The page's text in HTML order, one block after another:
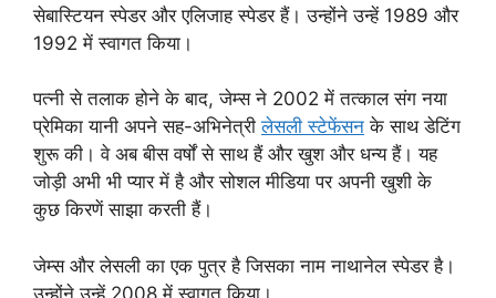
सेबास्टियन स्पेडर और एलिजाह स्पेडर हैं। उन्होंने उन्हें 1989 और
1992 में स्वागत किया।
पत्नी से तलाक होने के बाद, जेम्स ने 2002 में तत्काल संग नया
प्रेमिका यानी अपने सह-अभिनेत्रीलेसली स्टेफेंसन के साथ डेटिंग
शुरू की। वे अब बीस वर्षों से साथ हैं और खुश और धन्य हैं। यह
जोड़ी अभी भी प्यार में है और सोशल मीडिया पर अपनी खुशी के
कुछ किरणें साझा करती हैं।
जेम्स और लेसली का एक पुत्र है जिसका नाम नाथानेल स्पेडर है।
उन्होंने उन्हें 2008 में स्वागत किया।